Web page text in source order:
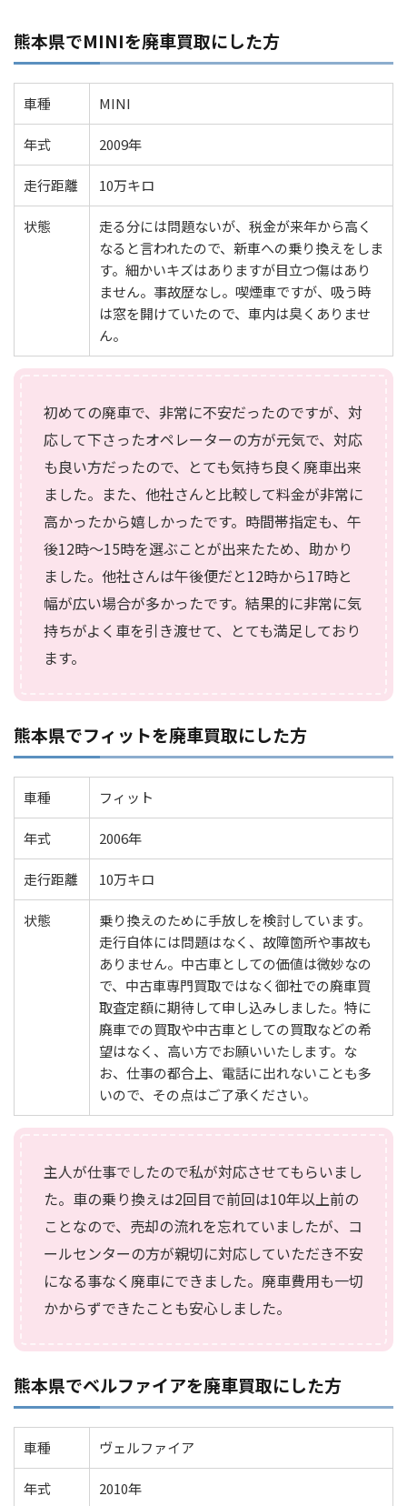
熊本県でMINIを廃車買取にした方
車種 MINI
年式 2009年
走行距離 10万キロ
状態
走る分には問題ないが、税金が来年から高く
なると言われたので、新車への乗り換えをしま
す。細かいキズはありますが目立つ傷はあり
ません。事故歴なし。喫煙車ですが、吸う時
は窓を開けていたので、車内は臭くありませ
ん。
初めての廃車で、非常に不安だったのですが、対
応して下さったオペレーターの方が元気で、対応
も良い方だったので、とても気持ち良く廃車出来
ました。また、他社さんと比較して料金が非常に
高かったから嬉しかったです。時間帯指定も、午
後12時～15時を選ぶことが出来たため、助かり
ました。他社さんは午後便だと12時から17時と
幅が広い場合が多かったです。結果的に非常に気
持ちがよく車を引き渡せて、とても満足しており
ます。
熊本県でフィットを廃車買取にした方
車種 フィット
年式 2006年
走行距離 10万キロ
状態
乗り換えのために手放しを検討しています。
走行自体には問題はなく、故障箇所や事故も
ありません。中古車としての価値は微妙なの
で、中古車専門買取ではなく御社での廃車買
取査定額に期待して申し込みしました。特に
廃車での買取や中古車としての買取などの希
望はなく、高い方でお願いいたします。な
お、仕事の都合上、電話に出れないことも多
いので、その点はご了承ください。
主人が仕事でしたので私が対応させてもらいまし
た。車の乗り換えは2回目で前回は10年以上前の
ことなので、売却の流れを忘れていましたが、コ
ールセンターの方が親切に対応していただき不安
になる事なく廃車にできました。廃車費用も一切
かからずできたことも安心しました。
熊本県でベルファイアを廃車買取にした方
車種 ヴェルファイア
年式 2010年